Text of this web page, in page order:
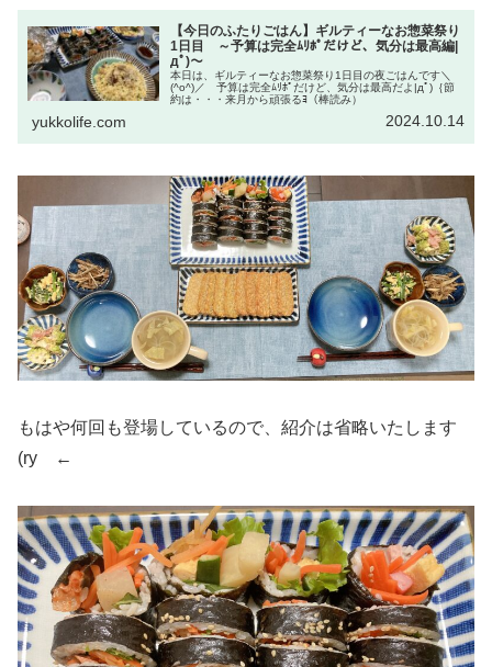
【今日のふたりごはん】ギルティーなお惣菜祭り
1日目 ～予算は完全ﾑﾘﾎﾟだけど、気分は最高編|
дﾟ)～
本日は、ギルティーなお惣菜祭り1日目の夜ごはんです＼
(^o^)／ 予算は完全ﾑﾘﾎﾟだけど、気分は最高だよ|дﾟ)｛節
約は・・・来月から頑張るﾖ（棒読み）
yukkolife.com 2024.10.14
もはや何回も登場しているので、紹介は省略いたします
(ry ←